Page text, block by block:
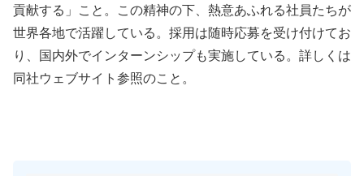
貢献する」こと。この精神の下、熱意あふれる社員たちが
世界各地で活躍している。採用は随時応募を受け付けてお
り、国内外でインターンシップも実施している。詳しくは
同社ウェブサイト参照のこと。